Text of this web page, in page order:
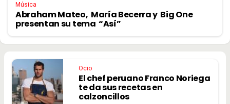
Música
Abraham Mateo, María Becerra y Big One
presentan su tema “Así”
Ocio
El chef peruano Franco Noriega
te da sus recetas en
calzoncillos